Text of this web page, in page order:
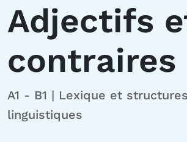
Adjectifs
contraires
A1 - B1 | Lexique et structures
linguistiques